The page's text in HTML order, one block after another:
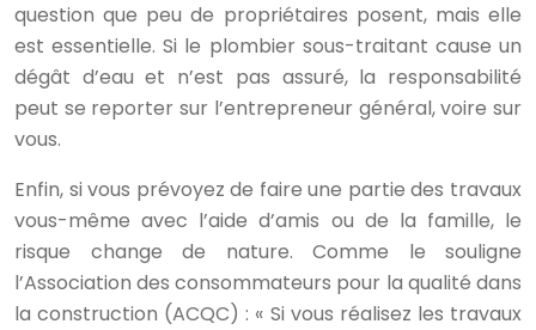
question que peu de propriétaires posent, mais elle
est essentielle. Si le plombier sous-traitant cause un
dégât d’eau et n’est pas assuré, la responsabilité
peut se reporter sur l’entrepreneur général, voire sur
vous.
Enfin, si vous prévoyez de faire une partie des travaux
vous-même avec l’aide d’amis ou de la famille, le
risque change de nature. Comme le souligne
l’Association des consommateurs pour la qualité dans
la construction (ACQC) : « Si vous réalisez les travaux